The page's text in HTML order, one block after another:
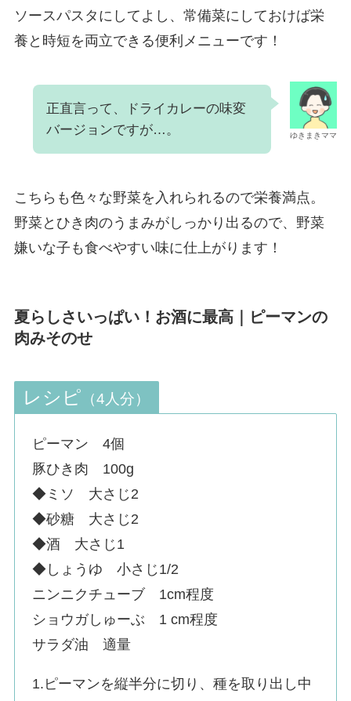
ソースパスタにしてよし、常備菜にしておけば栄
養と時短を両立できる便利メニューです！
ゆきまきママ
正直言って、ドライカレーの味変
バージョンですが…。
こちらも色々な野菜を入れられるので栄養満点。
野菜とひき肉のうまみがしっかり出るので、野菜
嫌いな子も食べやすい味に仕上がります！
夏らしさいっぱい！お酒に最高｜ピーマンの
肉みそのせ
レシピ （4人分）
ピーマン 4個
豚ひき肉 100g
◆ミソ 大さじ2
◆砂糖 大さじ2
◆酒 大さじ1
◆しょうゆ 小さじ1/2
ニンニクチューブ 1cm程度
ショウガしゅーぶ 1 cm程度
サラダ油 適量
1.ピーマンを縦半分に切り、種を取り出し中